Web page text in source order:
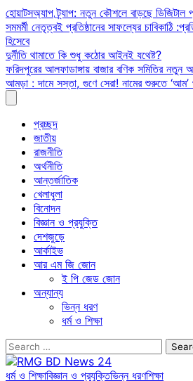
Skip
to
content
হোয়াটসঅ্যাপ ট্র্যাপ: নতুন কৌশলে বাড়ছে ডিজিটাল
সমমর্মী নেতৃত্বই প্রতিষ্ঠানের সাফল্যের চাবিকাঠি
হিসেবে
দুর্নীতি থামাতে কি শুধু কঠোর আইনই যথেষ্ট?
ফরিদপুরের আলফাডাঙ্গায় বাজার বণিক সমিতির নতুন
আমড়া : দামে সস্তা, গুণে সেরা! নামের শুরুতে
প্রচ্ছদ
জাতীয়
রাজনীতি
অর্থনীতি
আন্তর্জাতিক
খেলাধুলা
বিনোদন
বিজ্ঞান ও প্রযুক্তি
দেশজুড়ে
আর্কাইভ
আর এম জি জোন
ই পি জেড জোন
অন্যান্য
ভিন্ন ধরণ
ধর্ম ও শিক্ষা
Search
for:
ধর্ম ও শিক্ষাবিজ্ঞান ও প্রযুক্তিভিন্ন ধরণশিক্ষা